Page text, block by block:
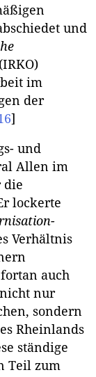
und
(IRKO)
im
der
]
und
Allen im
die
lockerte
Verhältnis
auch
nur
sondern
Rheinlands
ständige
Teil zum